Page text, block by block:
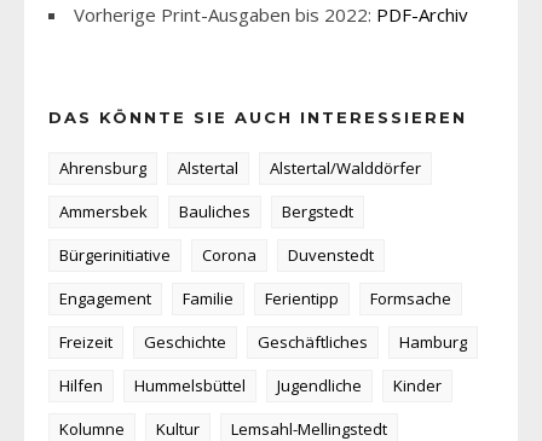
Vorherige Print-Ausgaben bis 2022: PDF-Archiv
DAS KÖNNTE SIE AUCH INTERESSIEREN
Ahrensburg Alstertal
Alstertal/Walddörfer
Ammersbek
Bauliches
Bergstedt
Bürgerinitiative
Corona
Duvenstedt
Engagement
Familie Ferientipp
Formsache
Freizeit
Geschichte Geschäftliches
Hamburg
Hilfen
Hummelsbüttel Jugendliche
Kinder
Kolumne
Kultur
Lemsahl-Mellingstedt